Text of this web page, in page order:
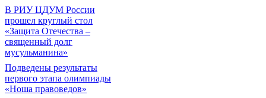
В РИУ ЦДУМ России
прошел круглый стол
«Защита Отечества –
священный долг
мусульманина»
Подведены результаты
первого этапа олимпиады
«Ноша правоведов»